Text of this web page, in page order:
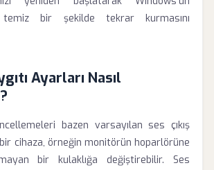
bir şekilde tekrar kurmasını
Ayarları Nasıl
bazen varsayılan ses çıkış
bir cihaza, örneğin monitörün hoparlörüne
bir kulaklığa değiştirebilir. Ses